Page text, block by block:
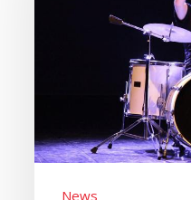
i
suoi
limitiNews